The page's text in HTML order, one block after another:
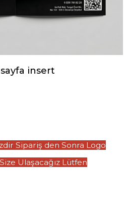
insert
Sipariş den Sonra Logo
Ulaşacağız Lütfen